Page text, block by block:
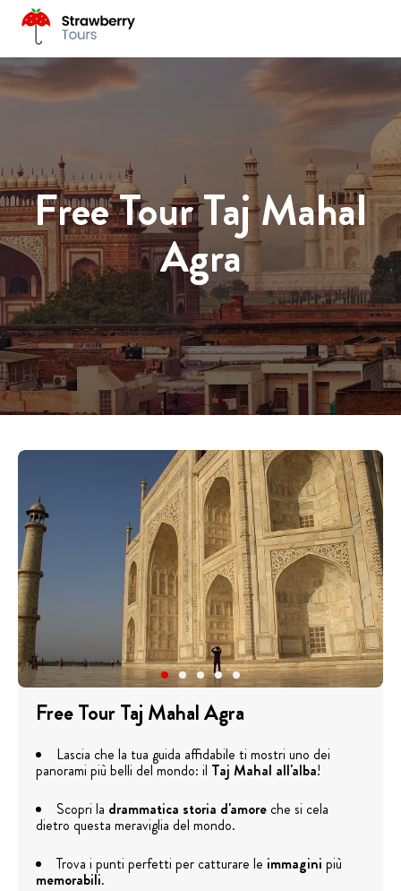
Free Tour Taj Mahal
Agra
Free Tour Taj Mahal Agra
Lascia che la tua guida affidabile ti mostri uno dei
panorami più belli del mondo: il Taj Mahal all'alba!
Scopri la drammatica storia d'amoreche si cela
dietro questa meraviglia del mondo.
Trova i punti perfetti per catturare le immagini più
memorabili.